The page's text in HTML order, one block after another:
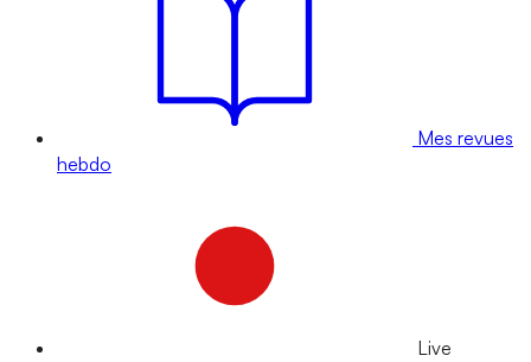
Mes revues
hebdo
Live